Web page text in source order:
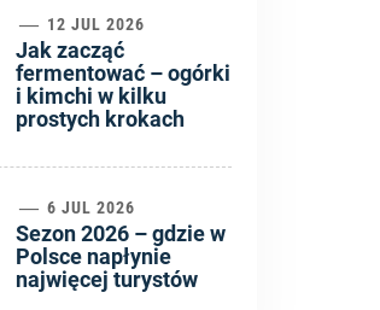
12 JUL 2026
Jak zacząć
fermentować – ogórki
i kimchi w kilku
prostych krokach
6 JUL 2026
Sezon 2026 – gdzie w
Polsce napłynie
najwięcej turystów